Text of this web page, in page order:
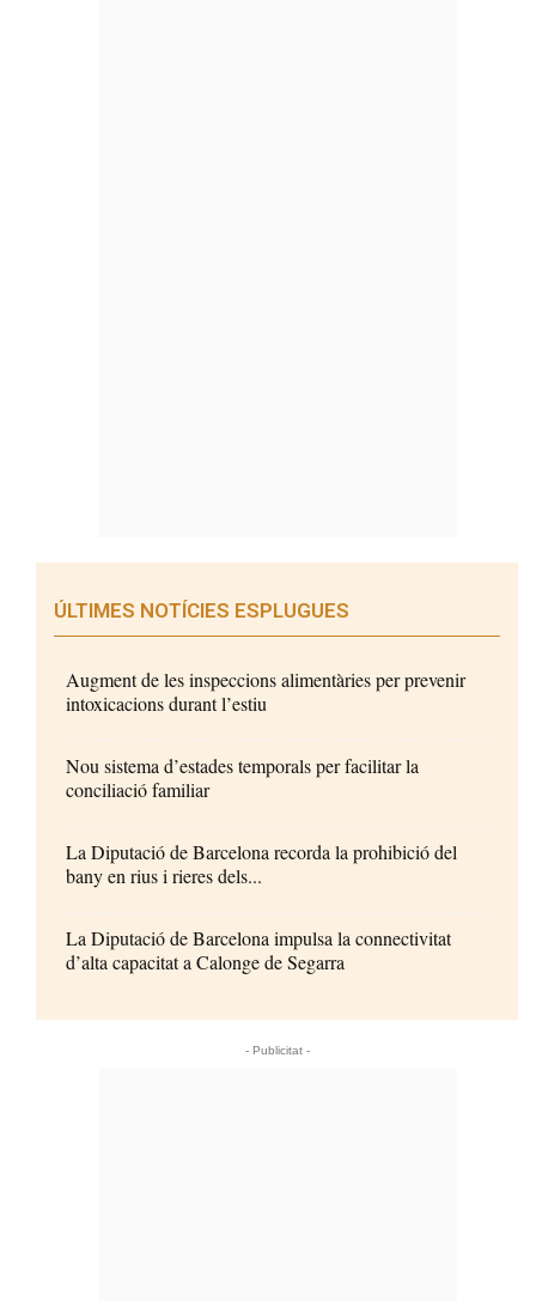
ÚLTIMES NOTÍCIES ESPLUGUES
Augment de les inspeccions alimentàries per prevenir
intoxicacions durant l’estiu
Nou sistema d’estades temporals per facilitar la
conciliació familiar
La Diputació de Barcelona recorda la prohibició del
bany en rius i rieres dels...
La Diputació de Barcelona impulsa la connectivitat
d’alta capacitat a Calonge de Segarra
- Publicitat -